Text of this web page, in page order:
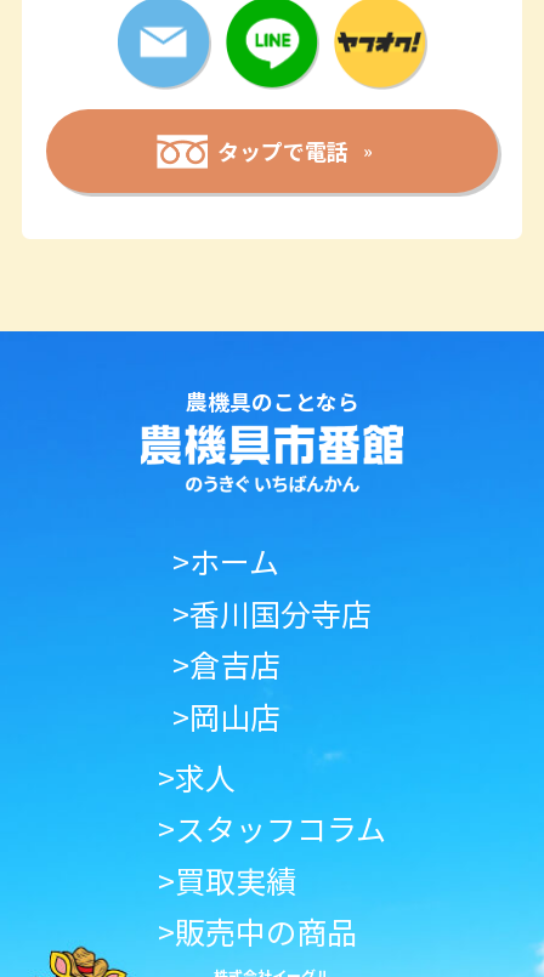
タップで電話
農機具のことなら
>ホーム
>香川国分寺店
>倉吉店
>岡山店
>求人
>スタッフコラム
>買取実績
>販売中の商品